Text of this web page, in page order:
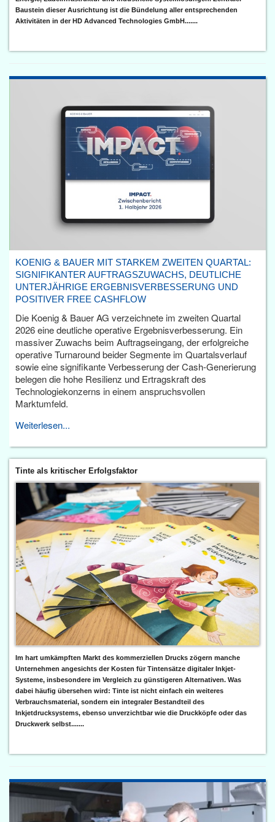
Baustein dieser Ausrichtung ist die Bündelung aller entsprechenden
Aktivitäten in der HD Advanced Technologies GmbH.......
KOENIG & BAUER MIT STARKEM ZWEITEN QUARTAL:
SIGNIFIKANTER AUFTRAGSZUWACHS, DEUTLICHE
UNTERJÄHRIGE ERGEBNISVERBESSERUNG UND
POSITIVER FREE CASHFLOW
Die Koenig & Bauer AG verzeichnete im zweiten Quartal
2026 eine deutliche operative Ergebnisverbesserung. Ein
massiver Zuwachs beim Auftragseingang, der erfolgreiche
operative Turnaround beider Segmente im Quartalsverlauf
sowie eine signifikante Verbesserung der Cash-Generierung
belegen die hohe Resilienz und Ertragskraft des
Technologiekonzerns in einem anspruchsvollen
Marktumfeld.
Weiterlesen...
Tinte als kritischer Erfolgsfaktor
Im hart umkämpften Markt des kommerziellen Drucks zögern manche
Unternehmen angesichts der Kosten für Tintensätze digitaler Inkjet-
Systeme, insbesondere im Vergleich zu günstigeren Alternativen. Was
dabei häufig übersehen wird: Tinte ist nicht einfach ein weiteres
Verbrauchsmaterial, sondern ein integraler Bestandteil des
Inkjetdrucksystems, ebenso unverzichtbar wie die Druckköpfe oder das
Druckwerk selbst.......